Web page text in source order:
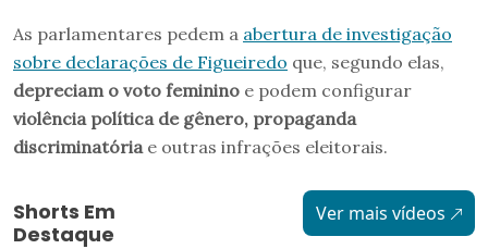
As parlamentares pedem a abertura de investigação
sobre declarações de Figueiredo que, segundo elas,
depreciam o voto feminino e podem configurar
violência política de gênero, propaganda
discriminatória e outras infrações eleitorais.
Shorts Em
Destaque
Ver mais vídeos